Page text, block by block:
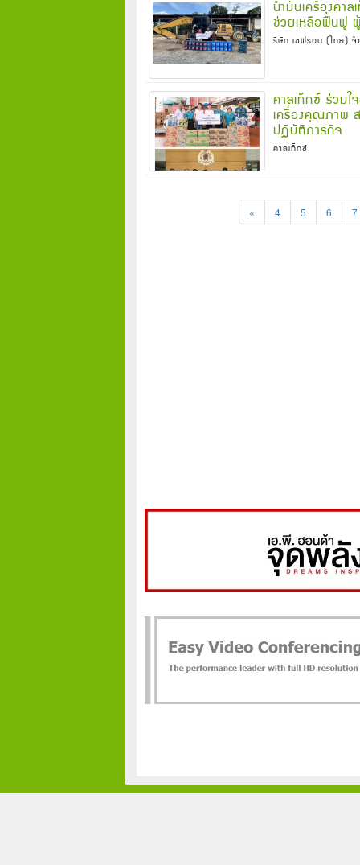
น้ำมันเครื่องค
ช่วยเหลือฟื้นฟู
ริษัท เชฟรอน (ไทย) จ
คาลเท็กซ์ ร่วม
เครื่องคุณภาพ
ปฏิบัติภารกิจ
คาลเท็กซ์
« 4 5 6 7